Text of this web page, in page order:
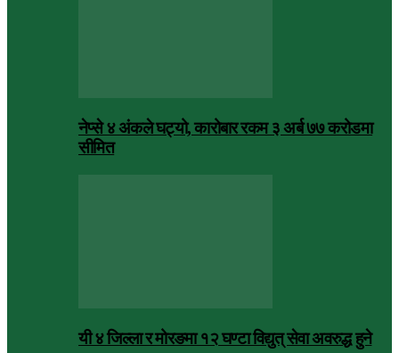
नेप्से ४ अंकले घट्यो, कारोबार रकम ३ अर्ब ७७ करोडमा
सीमित
यी ४ जिल्ला र मोरङमा १२ घण्टा विद्युत् सेवा अवरुद्ध हुने